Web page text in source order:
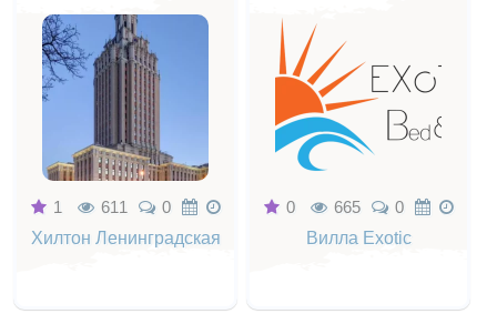
1 611
0
Хилтон Ленинградская
0 665
0
Вилла Exotic